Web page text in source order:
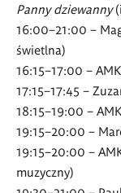
Panny dziewanny
16:00–21:00 –
świetlna)
16:15–17:00 –
17:15–17:45 –
18:15–19:00 –
19:15–20:00 –
19:15–20:00 –
muzyczny)